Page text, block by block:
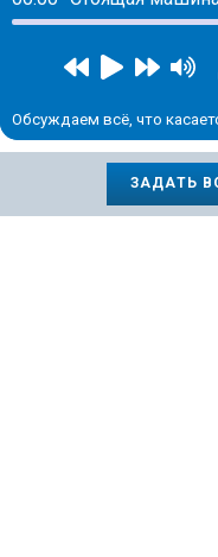
Обсуждаем всё, что
ЗАДАТЬ